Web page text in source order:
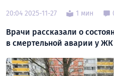
20:04 2025-11-27 1 мин
Врачи рассказали о
в смертельной аварии у